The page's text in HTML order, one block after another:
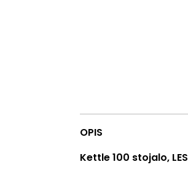
OPIS
Kettle 100 stojalo, LES